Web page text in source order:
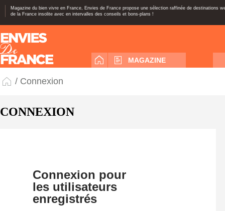
Magazine du bien vivre en France, Envies de France propose une sélection raffinée de destinations
de la France insolite avec en intervalles des conseils et bons-plans !
MAGAZINE
/ Connexion
CONNEXION
Connexion pour
les utilisateurs
enregistrés